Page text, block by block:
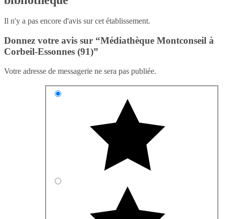
Il n'y a pas encore d'avis sur cet établissement.
Donnez votre avis sur “Médiathèque Montconseil à
Corbeil-Essonnes (91)”
Votre adresse de messagerie ne sera pas publiée.